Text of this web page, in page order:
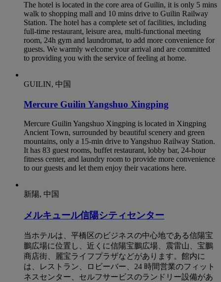
The hotel is located in the core area of Guilin, it is only 5 mins
walk to shopping mall and 10 mins drive to Guilin Railway
Station. The hotel has a complete set of facilities, including
full-time restaurant, leisure area, multi-functional meeting
room, 24h gym and laundromat, to add more convenience for
guests. We warmly welcome your arrival and are committed
to providing you with the service of feeling at home.
GUILIN, 中国
Mercure Guilin Yangshuo Xingping
Mercure Guilin Yangshuo Xingping is located in Xingping
Ancient Town, surrounded by beautiful scenery and green
mountains, only a 15-min drive to Yangshuo Railway Station.
It has 83 guest rooms, buffet restaurant, lobby bar, 24-hour
fitness center, and laundry room to provide more convenience
to our guests and let them enjoy their vacations here.
新陽, 中国
メルキュール信陽シティセンター
当ホテルは、平橋区のビジネスの中心地である信陽宝
鵬広場に位置し、近くに信陽宝鵬広場、震雷山、宝鵬
商店街、麗宝ライフプラザなどがあります。館内に
は、レストラン、ロビーバー、24 時間営業のフィット
ネスセンター、セルフサービスのランドリー設備があ